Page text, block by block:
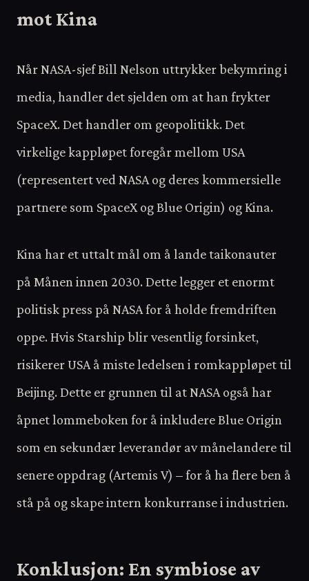
mot Kina
Når NASA-sjef Bill Nelson uttrykker bekymring i
media, handler det sjelden om at han frykter
SpaceX. Det handler om geopolitikk. Det
virkelige kappløpet foregår mellom USA
(representert ved NASA og deres kommersielle
partnere som SpaceX og Blue Origin) og Kina.
Kina har et uttalt mål om å lande taikonauter
på Månen innen 2030. Dette legger et enormt
politisk press på NASA for å holde fremdriften
oppe. Hvis Starship blir vesentlig forsinket,
risikerer USA å miste ledelsen i romkappløpet til
Beijing. Dette er grunnen til at NASA også har
åpnet lommeboken for å inkludere Blue Origin
som en sekundær leverandør av månelandere til
senere oppdrag (Artemis V) – for å ha flere ben å
stå på og skape intern konkurranse i industrien.
Konklusjon: En symbiose av